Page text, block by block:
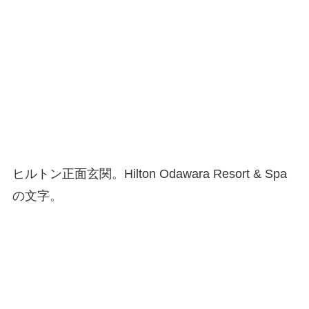
ヒルトン正面玄関。Hilton Odawara Resort & Spa
の文字。